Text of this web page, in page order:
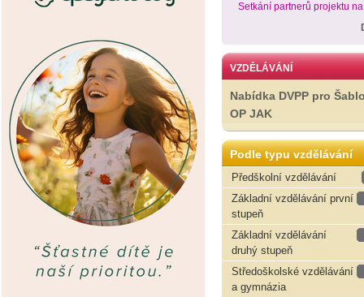
Setkání partnerů projektu
VZDĚLÁVÁNÍ
Nabídka DVPP pro
OP JAK
Podle typu vzdělávání
Předškolní vzdělávání
Základní vzdělávání první
stupeň
Základní vzdělávání
druhý stupeň
Středoškolské vzdělávání
a gymnázia